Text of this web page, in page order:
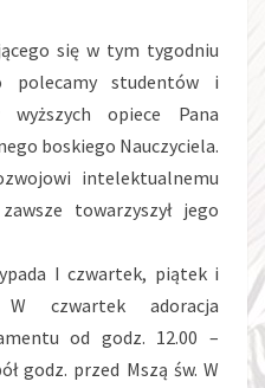
się w tym tygodniu
polecamy studentów i
wyższych opiece Pana
boskiego Nauczyciela.
intelektualnemu
towarzyszył jego
I czwartek, piątek i
czwartek adoracja
od godz. 12.00 –
godz. przed Mszą św. W